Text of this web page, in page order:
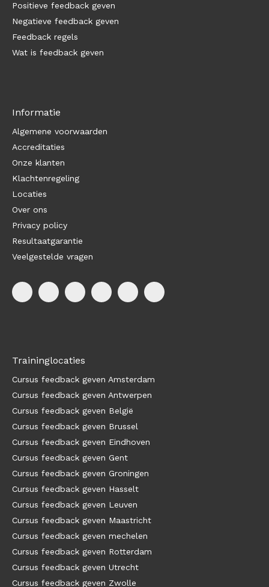
Positieve feedback geven
Negatieve feedback geven
Feedback regels
Wat is feedback geven
Informatie
Algemene voorwaarden
Accreditaties
Onze klanten
Klachtenregeling
Locaties
Over ons
Privacy policy
Resultaatgarantie
Veelgestelde vragen
Traininglocaties
Cursus feedback geven Amsterdam
Cursus feedback geven Antwerpen
Cursus feedback geven België
Cursus feedback geven Brussel
Cursus feedback geven Eindhoven
Cursus feedback geven Gent
Cursus feedback geven Groningen
Cursus feedback geven Hasselt
Cursus feedback geven Leuven
Cursus feedback geven Maastricht
Cursus feedback geven mechelen
Cursus feedback geven Rotterdam
Cursus feedback geven Utrecht
Cursus feedback geven Zwolle